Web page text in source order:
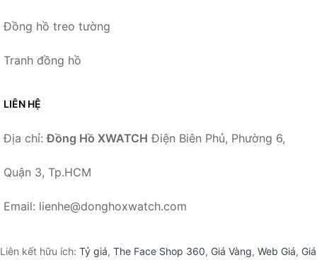
Đồng hồ treo tường
Tranh đồng hồ
LIÊN HỆ
Địa chỉ:Đồng Hồ XWATCH Điện Biên Phủ, Phường 6,
Quận 3, Tp.HCM
Email: lienhe@donghoxwatch.com
Liên kết hữu ích: Tỷ giá, The Face Shop 360, Giá Vàng, Web Giá, Giá